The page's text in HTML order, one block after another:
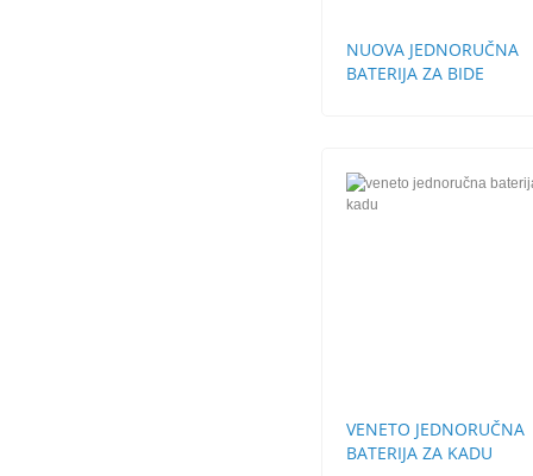
NUOVA JEDNORUČNA
BATERIJA ZA BIDE
VENETO JEDNORUČNA
BATERIJA ZA KADU